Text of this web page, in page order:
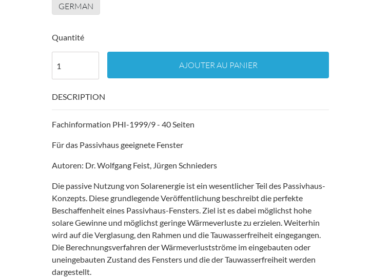
GERMAN
Quantité
AJOUTER AU PANIER
DESCRIPTION
Fachinformation PHI-1999/9 - 40 Seiten
Für das Passivhaus geeignete Fenster
Autoren: Dr. Wolfgang Feist, Jürgen Schnieders
Die passive Nutzung von Solarenergie ist ein wesentlicher Teil des Passivhaus-
Konzepts. Diese grundlegende Veröffentlichung beschreibt die perfekte
Beschaffenheit eines Passivhaus-Fensters. Ziel ist es dabei möglichst hohe
solare Gewinne und möglichst geringe Wärmeverluste zu erzielen. Weiterhin
wird auf die Verglasung, den Rahmen und die Tauwasserfreiheit eingegangen.
Die Berechnungsverfahren der Wärmeverlustströme im eingebauten oder
uneingebauten Zustand des Fensters und die der Tauwasserfreiheit werden
dargestellt.